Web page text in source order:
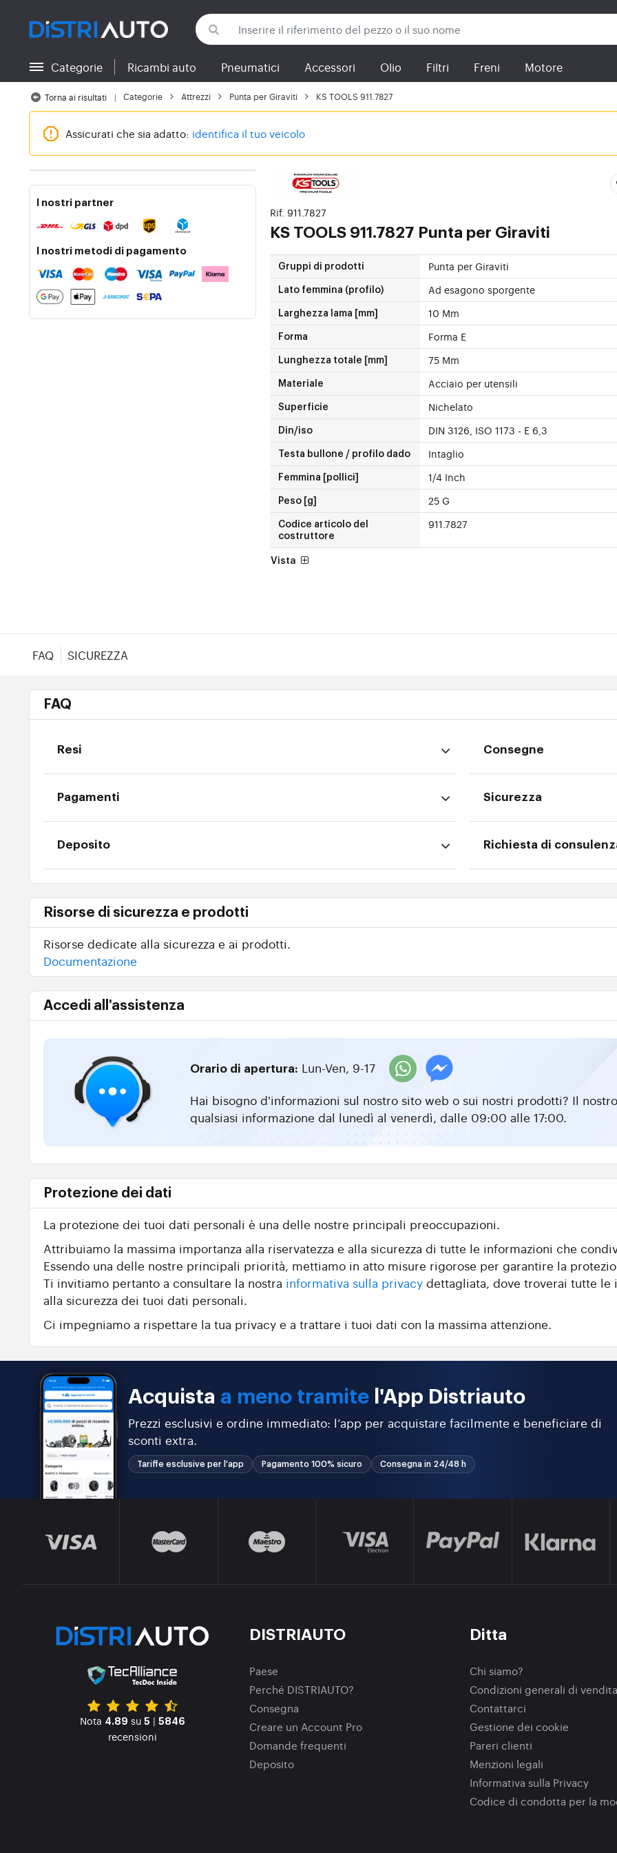
Torna alle categorie
Categorie Ricambi auto Pneumatici Accessori Olio Filtri Freni Motore
Torna ai risultati Categorie Attrezzi Punta per Giraviti KS TOOLS 911.7827
Assicurati che sia adatto: identifica il tuo veicolo
I nostri partner
I nostri metodi di pagamento
Rif. 911.7827
KS TOOLS 911.7827 Punta per Giraviti
Gruppi di prodotti Punta per Giraviti
Lato femmina (profilo) Ad esagono sporgente
Larghezza lama [mm] 10 Mm
Forma Forma E
Lunghezza totale [mm] 75 Mm
Materiale Acciaio per utensili
Superficie Nichelato
Din/iso DIN 3126, ISO 1173 - E 6,3
Testa bullone / profilo dado Intaglio
Femmina [pollici] 1/4 Inch
Peso [g] 25 G
Codice articolo del
costruttore
911.7827
Vista
FAQ SICUREZZA
FAQ
Resi
Pagamenti
Deposito
Consegne
Sicurezza
Richiesta di
Risorse di sicurezza e prodotti
Risorse dedicate alla sicurezza e ai prodotti.
Documentazione
Accedi all'assistenza
Orario di apertura: Lun-Ven, 9-17
Hai bisogno d'informazioni sul nostro sito web o sui nostri prodotti? Il
qualsiasi informazione dal lunedì al venerdì, dalle 09:00 alle 17:00.
Protezione dei dati
La protezione dei tuoi dati personali è una delle nostre principali preoccupazioni.
Attribuiamo la massima importanza alla riservatezza e alla sicurezza di tutte le informazioni che
Essendo una delle nostre principali priorità, mettiamo in atto misure rigorose per garantire la
Ti invitiamo pertanto a consultare la nostra informativa sulla privacy dettagliata, dove troverai tutte le
alla sicurezza dei tuoi dati personali.
Ci impegniamo a rispettare la tua privacy e a trattare i tuoi dati con la massima attenzione.
Acquista a meno tramite l'App Distriauto
Prezzi esclusivi e ordine immediato: l’app per acquistare facilmente e beneficiare di
sconti extra.
Tariffe esclusive per l'app Pagamento 100% sicuro Consegna in 24/48 h
Nota 4.89 su 5 | 5846
recensioni
DISTRIAUTO
Paese
Perché DISTRIAUTO?
Consegna
Creare un Account Pro
Domande frequenti
Deposito
Ditta
Chi siamo?
Condizioni generali di vendita
Contattarci
Gestione dei cookie
Pareri clienti
Menzioni legali
Informativa sulla Privacy
Codice di condotta per la